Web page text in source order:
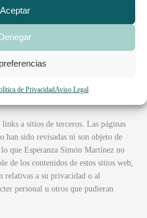
Aceptar
de PrivacidadAviso Legal
retransmisión, copia,
de la información contenida en la
finalidad y el medio utilizado para ello,
a sitios de terceros. Las páginas
han sido revisadas ni son objeto de
que Esperanza Simón Martínez no
de los contenidos de estos sitios web,
relativas a su privacidad o al
personal u otros que pudieran